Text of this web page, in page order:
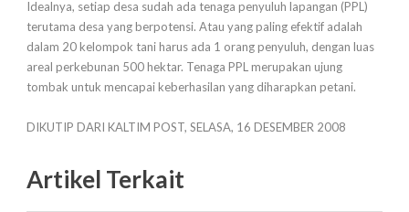
Idealnya, setiap desa sudah ada tenaga penyuluh lapangan (PPL)
terutama desa yang berpotensi. Atau yang paling efektif adalah
dalam 20 kelompok tani harus ada 1 orang penyuluh, dengan luas
areal perkebunan 500 hektar. Tenaga PPL merupakan ujung
tombak untuk mencapai keberhasilan yang diharapkan petani.
DIKUTIP DARI KALTIM POST, SELASA, 16 DESEMBER 2008
Artikel Terkait